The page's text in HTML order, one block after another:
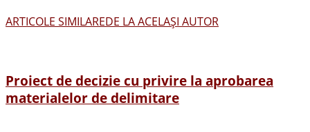
ARTICOLE SIMILAREDE LA ACELAȘI AUTOR
Proiect de decizie cu privire la aprobarea
materialelor de delimitare